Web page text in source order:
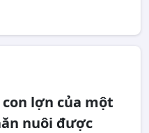
con lợn của một
nuôi được